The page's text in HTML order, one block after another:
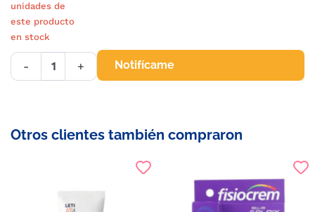
unidades de
este producto
en stock
- + Notifícame
Otros clientes también compraron